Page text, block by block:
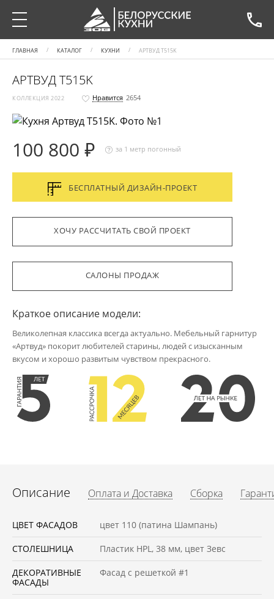
ГЛАВНАЯ КАТАЛОГ КУХНИ АРТВУД Т515K
АРТВУД Т515K
КОЛЛЕКЦИЯ 2022 Нравится 2654
100 800 ₽ за 1 метр погонный
БЕСПЛАТНЫЙ ДИЗАЙН-ПРОЕКТ
ХОЧУ РАССЧИТАТЬ СВОЙ ПРОЕКТ
САЛОНЫ ПРОДАЖ
Краткое описание модели:
Великолепная классика всегда актуально. Мебельный гарнитур
«Артвуд» покорит любителей старины, людей с изысканным
вкусом и хорошо развитым чувством прекрасного.
Описание Оплата и Доставка Сборка
ЦВЕТ ФАСАДОВ цвет 110 (патина Шампань)
СТОЛЕШНИЦА Пластик HPL, 38 мм, цвет Зевс
ДЕКОРАТИВНЫЕ
ФАСАДЫ
Фасад с решеткой #1